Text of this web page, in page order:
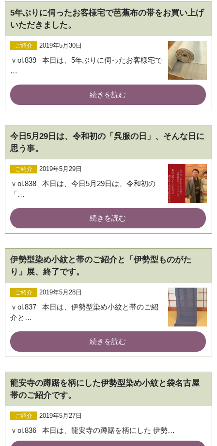
5年ぶりに伺ったお客様宅で芭蕉布の帯をお買い上げ
いただきました。
ご紹介 2019年5月30日
ｖol.839 本日は、5年ぶりに伺ったお客様宅で
…
続きを読む
今日5月29日は、令和初の「呉服の日」、そんな日に
思う事。
ご紹介 2019年5月29日
ｖol.838 本日は、今日5月29日は、令和初の
「…
続きを読む
伊勢型染め小紋と帯のご紹介と「伊勢型ものがた
り」展、終了です。
ご紹介 2019年5月28日
ｖol.837 本日は、伊勢型染め小紋と帯のご紹
介と…
続きを読む
龍安寺の蹲踞を柄にした伊勢型染め小紋と袋名古屋
帯のご紹介です。
ご紹介 2019年5月27日
ｖol.836 本日は、龍安寺の蹲踞を柄にした 伊勢…